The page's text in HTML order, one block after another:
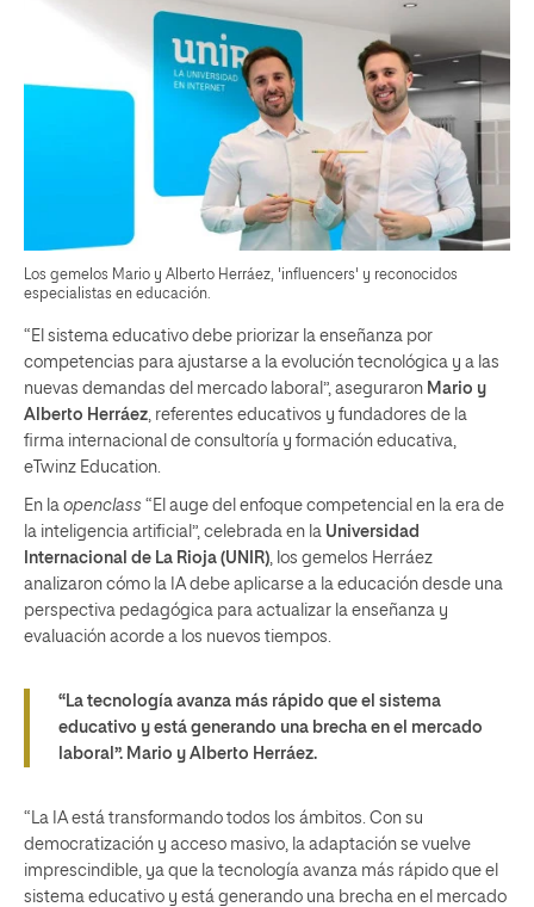
Los gemelos Mario y Alberto Herráez, 'influencers' y reconocidos
especialistas en educación.
“El sistema educativo debe priorizar la enseñanza por
competencias para ajustarse a la evolución tecnológica y a las
nuevas demandas del mercado laboral”, aseguraron Mario y
Alberto Herráez , referentes educativos y fundadores de la
firma internacional de consultoría y formación educativa,
eTwinz Education.
En la openclass “El auge del enfoque competencial en la era de
la inteligencia artificial”, celebrada en la Universidad
Internacional de La Rioja (UNIR) , los gemelos Herráez
analizaron cómo la IA debe aplicarse a la educación desde una
perspectiva pedagógica para actualizar la enseñanza y
evaluación acorde a los nuevos tiempos.
“La tecnología avanza más rápido que el sistema
educativo y está generando una brecha en el mercado
laboral”. Mario y Alberto Herráez.
“La IA está transformando todos los ámbitos. Con su
democratización y acceso masivo, la adaptación se vuelve
imprescindible, ya que la tecnología avanza más rápido que el
sistema educativo y está generando una brecha en el mercado